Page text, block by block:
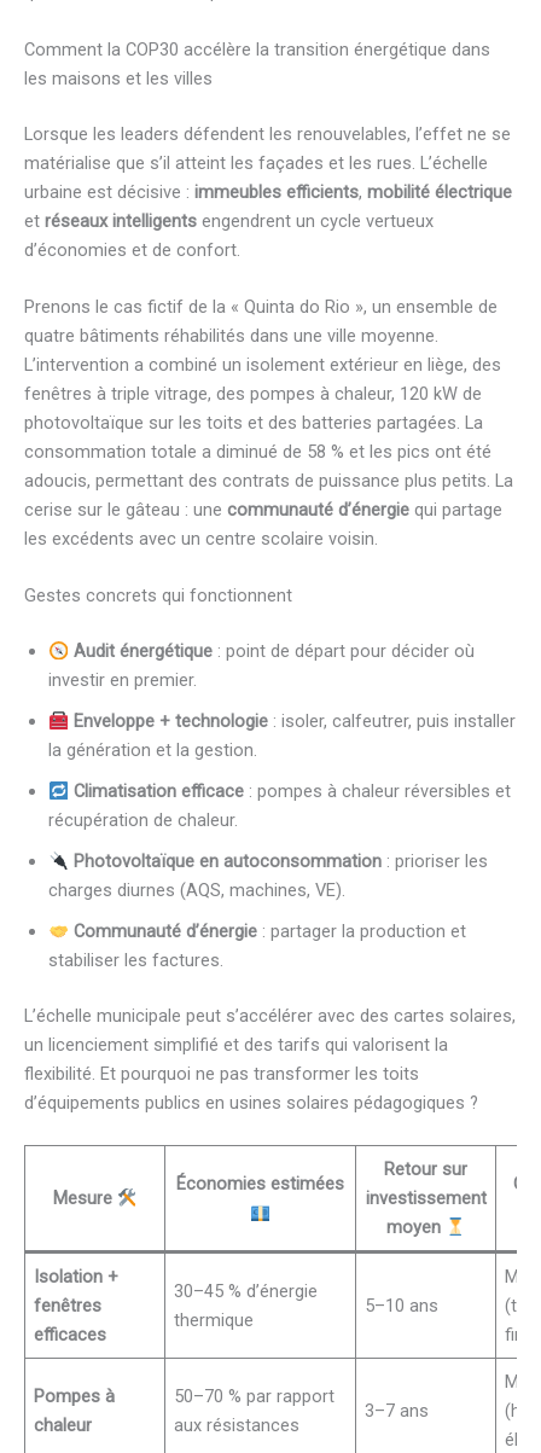
Comment la COP30 accélère la transition énergétique dans
les maisons et les villes
Lorsque les leaders défendent les renouvelables, l’effet ne se
matérialise que s’il atteint les façades et les rues. L’échelle
urbaine est décisive : immeubles efficients, mobilité électrique
et réseaux intelligents engendrent un cycle vertueux
d’économies et de confort.
Prenons le cas fictif de la « Quinta do Rio », un ensemble de
quatre bâtiments réhabilités dans une ville moyenne.
L’intervention a combiné un isolement extérieur en liège, des
fenêtres à triple vitrage, des pompes à chaleur, 120 kW de
photovoltaïque sur les toits et des batteries partagées. La
consommation totale a diminué de 58 % et les pics ont été
adoucis, permettant des contrats de puissance plus petits. La
cerise sur le gâteau : une communauté d’énergie qui partage
les excédents avec un centre scolaire voisin.
Gestes concrets qui fonctionnent
Audit énergétique: point de départ pour décider où
investir en premier.
Enveloppe + technologie: isoler, calfeutrer, puis installer
la génération et la gestion.
Climatisation efficace: pompes à chaleur réversibles et
récupération de chaleur.
Photovoltaïque en autoconsommation: prioriser les
charges diurnes (AQS, machines, VE).
Communauté d’énergie: partager la production et
stabiliser les factures.
L’échelle municipale peut s’accélérer avec des cartes solaires,
un licenciement simplifié et des tarifs qui valorisent la
flexibilité. Et pourquoi ne pas transformer les toits
d’équipements publics en usines solaires pédagogiques ?
Mesure
Économies estimées
Retour sur
investissement
moyen
Isolation +
fenêtres
efficaces
30–45 % d’énergie
thermique
5–10 ans
Pompes à
chaleur
50–70 % par rapport
aux résistances
3–7 ans